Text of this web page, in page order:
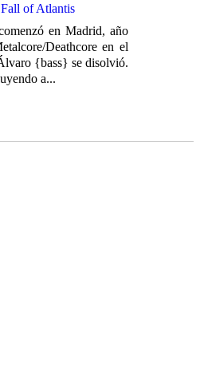
of Atlantis
en Madrid, año
Deathcore en el
{bass} se disolvió.
a...